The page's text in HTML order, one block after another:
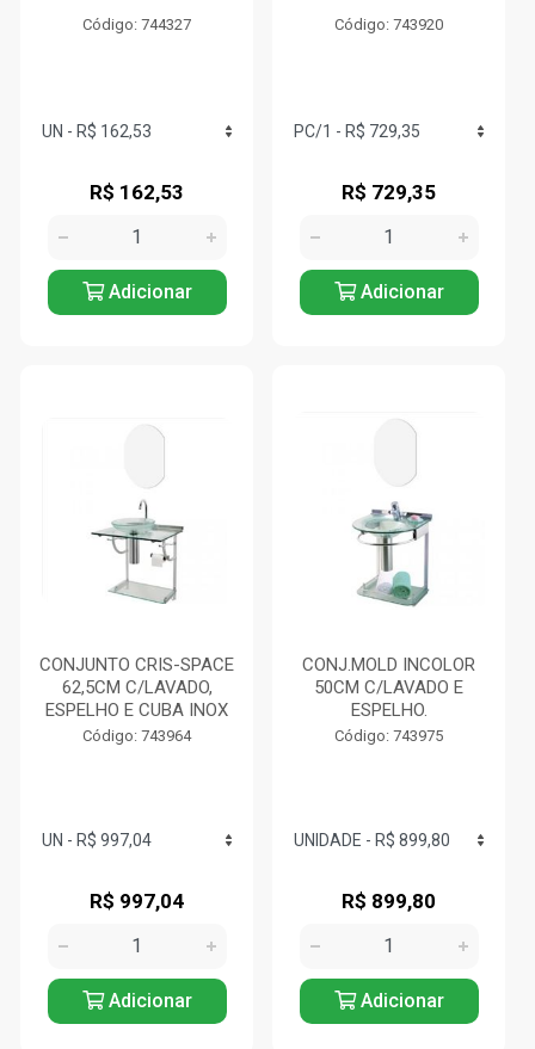
Código: 744327
R$ 162,53
Adicionar
Código: 743920
R$ 729,35
Adicionar
CONJUNTO CRIS-SPACE
62,5CM C/LAVADO,
ESPELHO E CUBA INOX
Código: 743964
R$ 997,04
Adicionar
CONJ.MOLD INCOLOR
50CM C/LAVADO E
ESPELHO.
Código: 743975
R$ 899,80
Adicionar